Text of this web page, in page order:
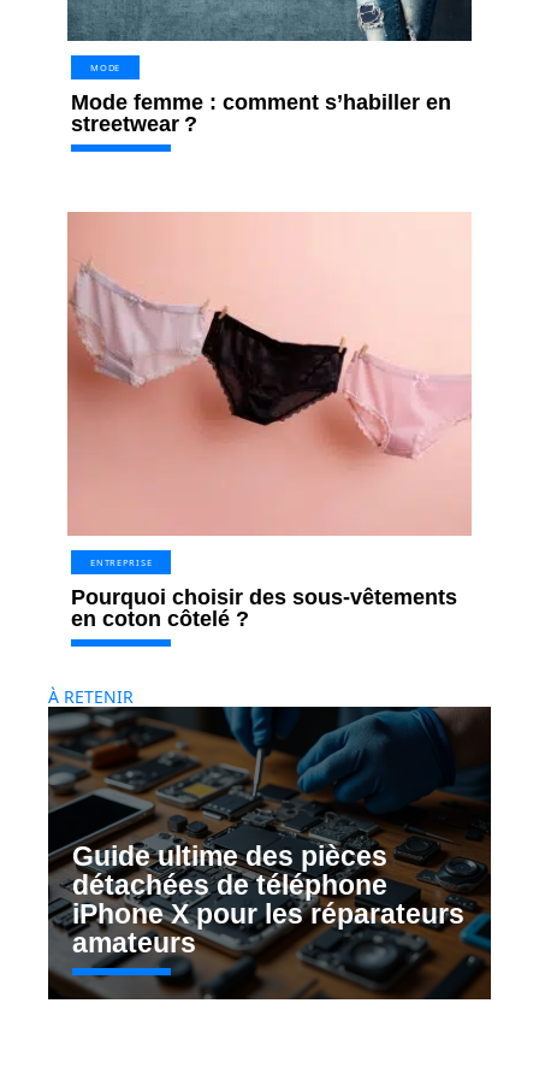
MODE
Mode femme : comment s’habiller en
streetwear ?
ENTREPRISE
Pourquoi choisir des sous-vêtements
en coton côtelé ?
À RETENIR
Guide ultime des pièces
détachées de téléphone
iPhone X pour les réparateurs
amateurs